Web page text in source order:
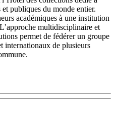
publiques du monde entier.
académiques à une institution
multidisciplinaire et
permet de fédérer un groupe
internationaux de plusieurs